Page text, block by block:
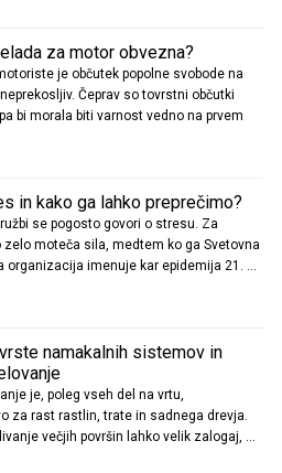
za motor obvezna?
je občutek popolne svobode na
Čeprav so tovrstni občutki
bi morala biti varnost vedno na prvem
in kako ga lahko preprečimo?
se pogosto govori o stresu. Za
zelo moteča sila, medtem ko ga Svetovna
organizacija imenuje kar epidemija 21. …
namakalnih sistemov in
je, poleg vseh del na vrtu,
za rast rastlin, trate in sadnega drevja.
večjih površin lahko velik zalogaj, …